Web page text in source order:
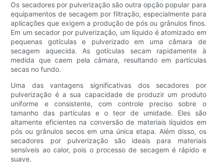
Os secadores por pulverização são outra opção popular para
equipamentos de secagem por filtração, especialmente para
aplicações que exigem a produção de pós ou grânulos finos.
Em um secador por pulverização, um líquido é atomizado em
pequenas gotículas e pulverizado em uma câmara de
secagem aquecida. As gotículas secam rapidamente à
medida que caem pela câmara, resultando em partículas
secas no fundo.
Uma das vantagens significativas dos secadores por
pulverização é a sua capacidade de produzir um produto
uniforme e consistente, com controle preciso sobre o
tamanho das partículas e o teor de umidade. Eles são
altamente eficientes na conversão de materiais líquidos em
pós ou grânulos secos em uma única etapa. Além disso, os
secadores por pulverização são ideais para materiais
sensíveis ao calor, pois o processo de secagem é rápido e
suave.